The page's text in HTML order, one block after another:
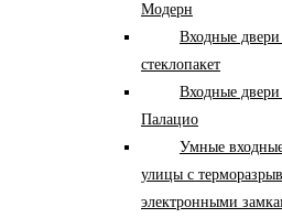
Модерн
Входные
стеклопакет
Входные двери
Палацио
Умные
улицы с
электронными